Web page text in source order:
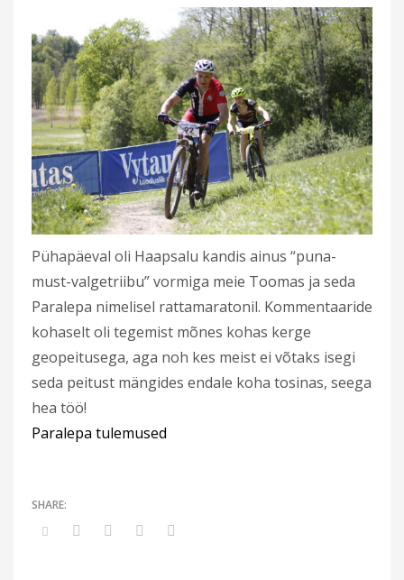
Pühapäeval oli Haapsalu kandis ainus “puna-
must-valgetriibu” vormiga meie Toomas ja seda
Paralepa nimelisel rattamaratonil. Kommentaaride
kohaselt oli tegemist mõnes kohas kerge
geopeitusega, aga noh kes meist ei võtaks isegi
seda peitust mängides endale koha tosinas, seega
hea töö!
Paralepa tulemused